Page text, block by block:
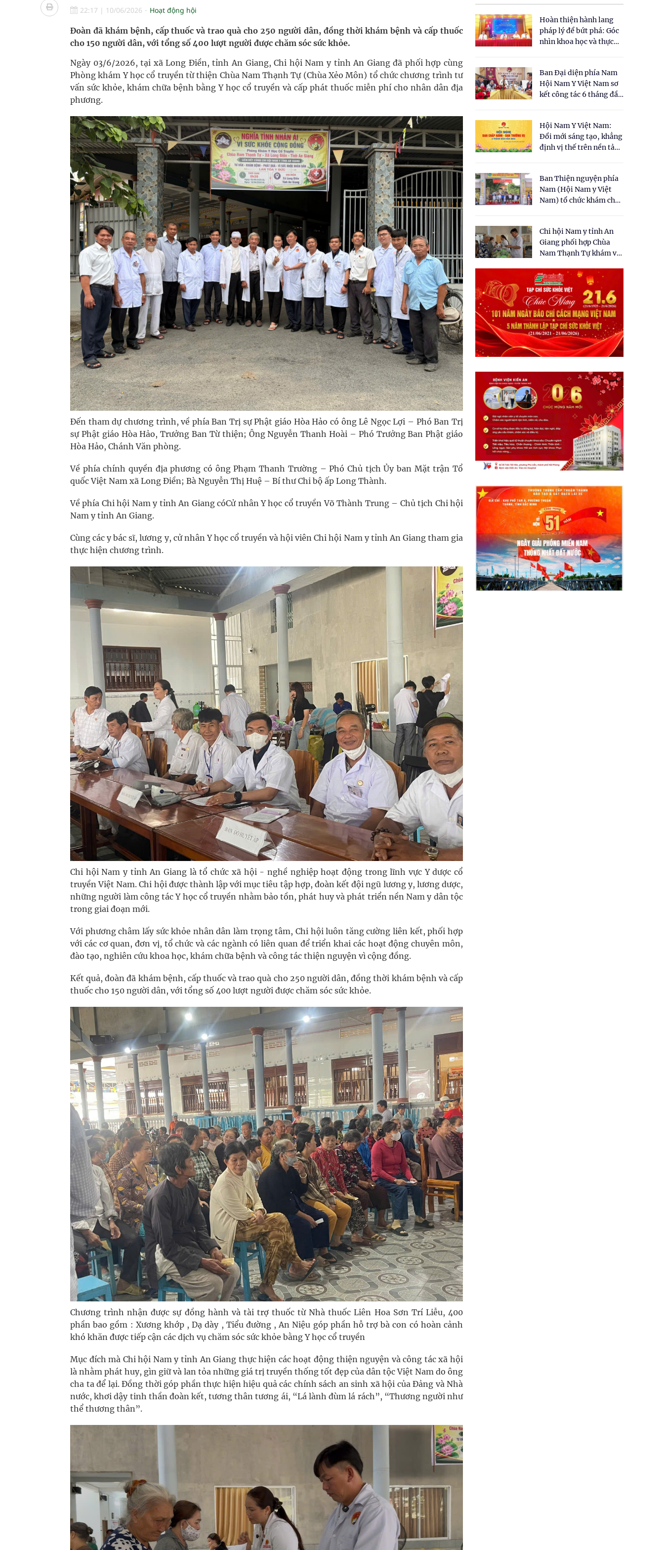
Vương Thành Công: Khi việc học bắt đầu từ trải nghiệm thực tế
Chấn chỉnh hoạt động kinh doanh dược liệu
Giải pháp nâng cao thị lực thời hiện đại
Triển khai đồng bộ các giải pháp quản lý chất lượng thuốc
22:17 | 10/06/2026 Hoạt động hội
Đoàn đã khám bệnh, cấp thuốc và trao quà cho 250 người dân, đồng thời khám bệnh và cấp thuốc
cho 150 người dân, với tổng số 400 lượt người được chăm sóc sức khỏe.
Ngày 03/6/2026, tại xã Long Điền, tỉnh An Giang, Chi hội Nam y tỉnh An Giang đã phối hợp cùng
Phòng khám Y học cổ truyền từ thiện Chùa Nam Thạnh Tự (Chùa Xẻo Môn) tổ chức chương trình tư
vấn sức khỏe, khám chữa bệnh bằng Y học cổ truyền và cấp phát thuốc miễn phí cho nhân dân địa
phương.
Đến tham dự chương trình, về phía Ban Trị sự Phật giáo Hòa Hảo có ông Lê Ngọc Lợi – Phó Ban Trị
sự Phật giáo Hòa Hảo, Trưởng Ban Từ thiện; Ông Nguyễn Thanh Hoài – Phó Trưởng Ban Phật giáo
Hòa Hảo, Chánh Văn phòng.
Về phía chính quyền địa phương có ông Phạm Thanh Trường – Phó Chủ tịch Ủy ban Mặt trận Tổ
quốc Việt Nam xã Long Điền; Bà Nguyễn Thị Huệ – Bí thư Chi bộ ấp Long Thành.
Về phía Chi hội Nam y tỉnh An Giang cóCử nhân Y học cổ truyền Võ Thành Trung – Chủ tịch Chi hội
Nam y tỉnh An Giang.
Cùng các y bác sĩ, lương y, cử nhân Y học cổ truyền và hội viên Chi hội Nam y tỉnh An Giang tham gia
thực hiện chương trình.
Chi hội Nam y tỉnh An Giang là tổ chức xã hội - nghề nghiệp hoạt động trong lĩnh vực Y dược cổ
truyền Việt Nam. Chi hội được thành lập với mục tiêu tập hợp, đoàn kết đội ngũ lương y, lương dược,
những người làm công tác Y học cổ truyền nhằm bảo tồn, phát huy và phát triển nền Nam y dân tộc
trong giai đoạn mới.
Với phương châm lấy sức khỏe nhân dân làm trọng tâm, Chi hội luôn tăng cường liên kết, phối hợp
với các cơ quan, đơn vị, tổ chức và các ngành có liên quan để triển khai các hoạt động chuyên môn,
đào tạo, nghiên cứu khoa học, khám chữa bệnh và công tác thiện nguyện vì cộng đồng.
Kết quả, đoàn đã khám bệnh, cấp thuốc và trao quà cho 250 người dân, đồng thời khám bệnh và cấp
thuốc cho 150 người dân, với tổng số 400 lượt người được chăm sóc sức khỏe.
Chương trình nhận được sự đồng hành và tài trợ thuốc từ Nhà thuốc Liên Hoa Sơn Trí Liễu, 400
phần bao gồm : Xương khớp , Dạ dày , Tiểu đường , An Niệu góp phần hỗ trợ bà con có hoàn cảnh
khó khăn được tiếp cận các dịch vụ chăm sóc sức khỏe bằng Y học cổ truyền
Mục đích mà Chi hội Nam y tỉnh An Giang thực hiện các hoạt động thiện nguyện và công tác xã hội
là nhằm phát huy, gìn giữ và lan tỏa những giá trị truyền thống tốt đẹp của dân tộc Việt Nam do ông
cha ta để lại. Đồng thời góp phần thực hiện hiệu quả các chính sách an sinh xã hội của Đảng và Nhà
nước, khơi dậy tinh thần đoàn kết, tương thân tương ái, “Lá lành đùm lá rách”, “Thương người như
thể thương thân”.
Hoàn thiện hành lang
pháp lý để bứt phá: Góc
nhìn khoa học và thực
cho Luật Y dược cổ
truyền Việt Nam"
Ban Đại diện phía Nam
Hội Nam Y Việt Nam sơ
kết công tác 6 tháng đầu
Hội Nam Y Việt Nam:
Đổi mới sáng tạo, khẳng
định vị thế trên nền tảng
Ban Thiện nguyện phía
Nam (Hội Nam y Việt
Nam) tổ chức khám chữa
dân tại xã Tân Tập
Chi hội Nam y tỉnh An
Giang phối hợp Chùa
Nam Thạnh Tự khám và
nhân dân